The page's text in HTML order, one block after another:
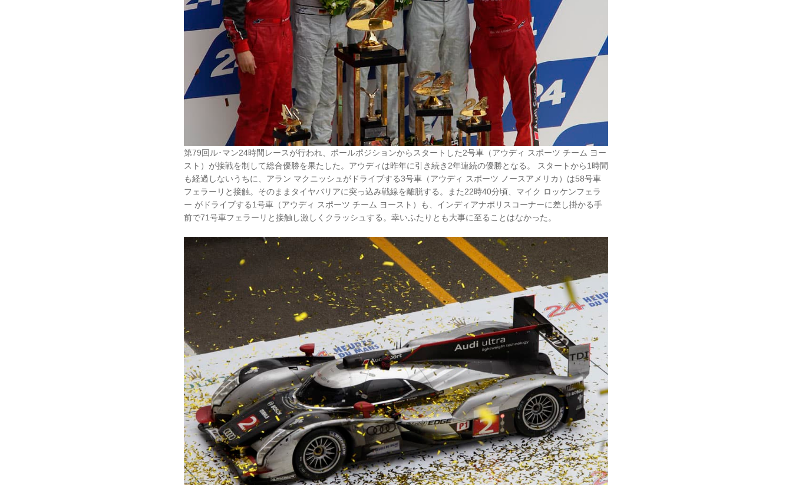
第79回ル･マン24時間レースが行われ、ポールポジションからスタートした2号車（アウディ スポーツ チーム ヨー
スト）が接戦を制して総合優勝を果たした。アウディは昨年に引き続き2年連続の優勝となる。 スタートから1時間
も経過しないうちに、アラン マクニッシュがドライブする3号車（アウディ スポーツ ノースアメリカ）は58号車
フェラーリと接触。そのままタイヤバリアに突っ込み戦線を離脱する。また22時40分頃、マイク ロッケンフェラ
ー がドライブする1号車（アウディ スポーツ チーム ヨースト）も、インディアナポリスコーナーに差し掛かる手
前で71号車フェラーリと接触し激しくクラッシュする。幸いふたりとも大事に至ることはなかった。